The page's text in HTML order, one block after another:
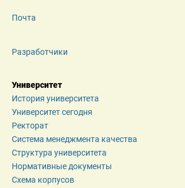
Почта
Разработчики
Университет
История университета
Университет сегодня
Ректорат
Система менеджмента качества
Структура университета
Нормативные документы
Схема корпусов